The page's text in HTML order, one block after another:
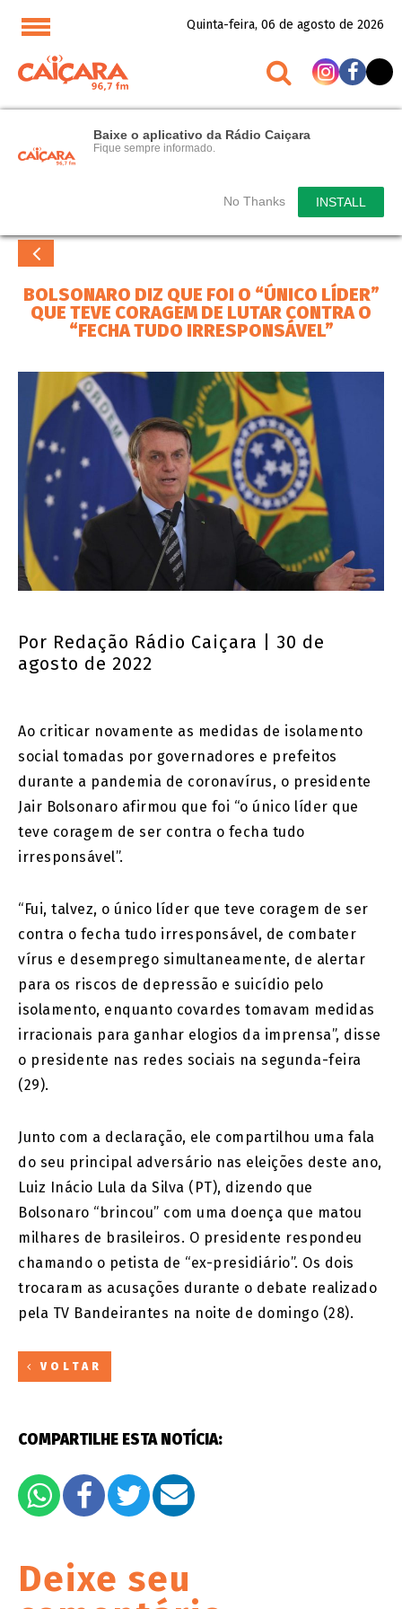
Baixe o aplicativo da Rádio Caiçara
Fique sempre informado.
No Thanks INSTALL
Quinta-feira, 06 de agosto de 2026
BOLSONARO DIZ QUE FOI O “ÚNICO LÍDER”
QUE TEVE CORAGEM DE LUTAR CONTRA O
“FECHA TUDO IRRESPONSÁVEL”
Por Redação Rádio Caiçara | 30 de
agosto de 2022
Ao criticar novamente as medidas de isolamento
social tomadas por governadores e prefeitos
durante a pandemia de coronavírus, o presidente
Jair Bolsonaro afirmou que foi “o único líder que
teve coragem de ser contra o fecha tudo
irresponsável”.
“Fui, talvez, o único líder que teve coragem de ser
contra o fecha tudo irresponsável, de combater
vírus e desemprego simultaneamente, de alertar
para os riscos de depressão e suicídio pelo
isolamento, enquanto covardes tomavam medidas
irracionais para ganhar elogios da imprensa”, disse
o presidente nas redes sociais na segunda-feira
(29).
Junto com a declaração, ele compartilhou uma fala
do seu principal adversário nas eleições deste ano,
Luiz Inácio Lula da Silva (PT), dizendo que
Bolsonaro “brincou” com uma doença que matou
milhares de brasileiros. O presidente respondeu
chamando o petista de “ex-presidiário”. Os dois
trocaram as acusações durante o debate realizado
pela TV Bandeirantes na noite de domingo (28).
VOLTAR
COMPARTILHE ESTA NOTÍCIA:
Deixe seu